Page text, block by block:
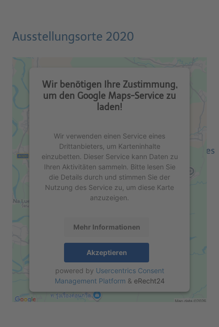
Windinterviews / Kurzfilme – Beate Gördes
Ausstellungsorte 2020
Wir benötigen Ihre Zustimmung,
um den Google Maps-Service zu
laden!
Wir verwenden einen Service eines
Drittanbieters, um Karteninhalte
einzubetten. Dieser Service kann Daten zu
Ihren Aktivitäten sammeln. Bitte lesen Sie
die Details durch und stimmen Sie der
Nutzung des Service zu, um diese Karte
anzuzeigen.
Mehr Informationen
Akzeptieren
powered by Usercentrics Consent
Management Platform & eRecht24